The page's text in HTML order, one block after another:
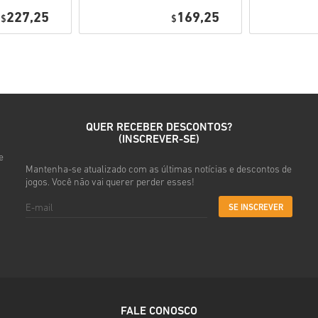
$227,25
Portugal
$ 169,25
Portugal
QUER RECEBER DESCONTOS?
(INSCREVER-SE)
Mantenha-se atualizado com as últimas notícias e descontos de
jogos. Você não vai querer perder esses!
SE INSCREVER
FALE CONOSCO